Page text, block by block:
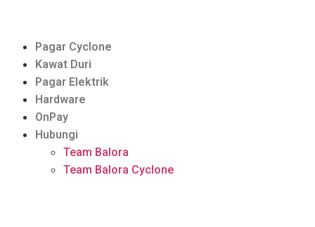
Pagar Cyclone
Kawat Duri
Pagar Elektrik
Hardware
OnPay
Hubungi
Team Balora
Team Balora Cyclone